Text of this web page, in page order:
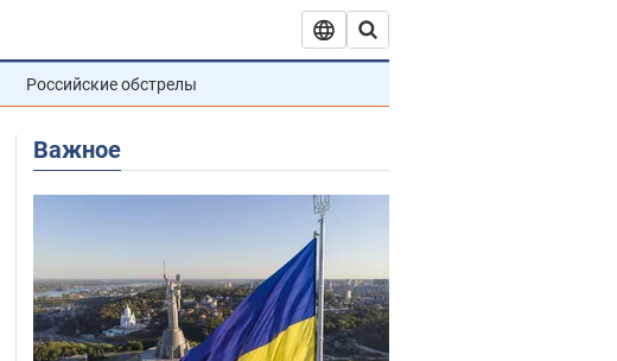
Российские обстрелы
Важное